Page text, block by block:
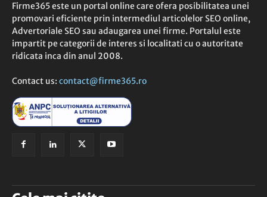
Firme365 este un portal online care ofera posibilitatea unei
promovari eficiente prin intermediul articolelor SEO online,
Advertoriale SEO sau adaugarea unei firme. Portalul este
impartit pe categorii de interes si localitati cu o autoritate
ridicata inca din anul 2008.
Contact us: contact@firme365.ro